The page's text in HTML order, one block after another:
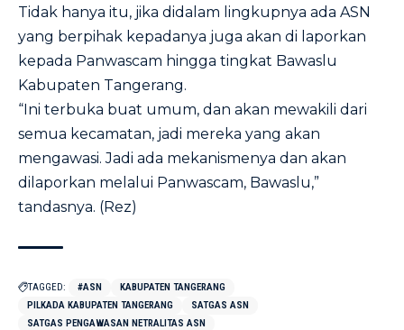
Tidak hanya itu, jika didalam lingkupnya ada ASN
yang berpihak kepadanya juga akan di laporkan
kepada Panwascam hingga tingkat Bawaslu
Kabupaten Tangerang.
“Ini terbuka buat umum, dan akan mewakili dari
semua kecamatan, jadi mereka yang akan
mengawasi. Jadi ada mekanismenya dan akan
dilaporkan melalui Panwascam, Bawaslu,”
tandasnya. (Rez)
TAGGED: #ASN
KABUPATEN TANGERANG
PILKADA KABUPATEN TANGERANG
SATGAS ASN
SATGAS PENGAWASAN NETRALITAS ASN